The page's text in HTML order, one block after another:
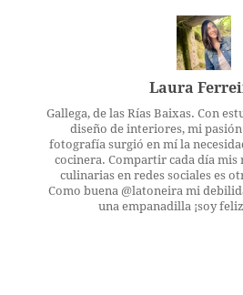
Laura
Gallega, de las Rías Baixas. Con
diseño de interiores, mi
fotografía surgió en mí la
cocinera. Compartir cada día mis
culinarias en redes sociales es
Como buena @latoneira mi
una empanadilla ¡soy